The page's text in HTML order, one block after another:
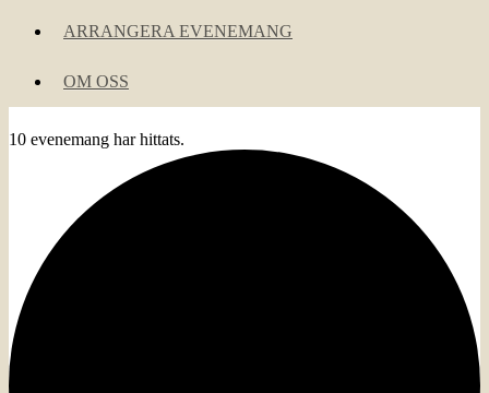
ARRANGERA EVENEMANG
OM OSS
10 evenemang har hittats.